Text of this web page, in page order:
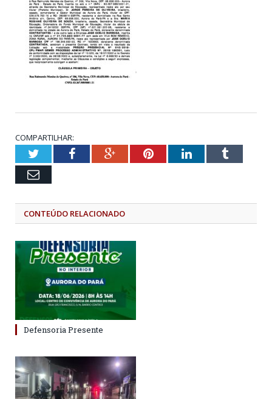
COMPARTILHAR:
TwitterFacebookGoogle+PinterestLinkedInTumblr
Email
CONTEÚDO RELACIONADO
Defensoria Presente